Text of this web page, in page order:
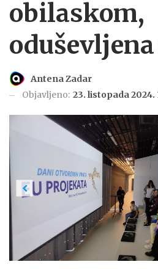
obilaskom,
Antena Zadar
Objavljeno: 23. listopada 2024.